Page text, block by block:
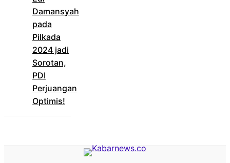
Damansyah
pada
Pilkada
2024 jadi
Sorotan,
PDI
Perjuangan
Optimis!